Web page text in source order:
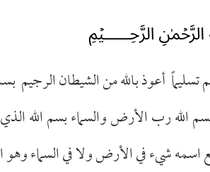
أعوذ بالله من الشيطان الرجيم
بسم الله رب الأرض والسماء بسم الله
شيء في الأرض ولا في السماء وهو